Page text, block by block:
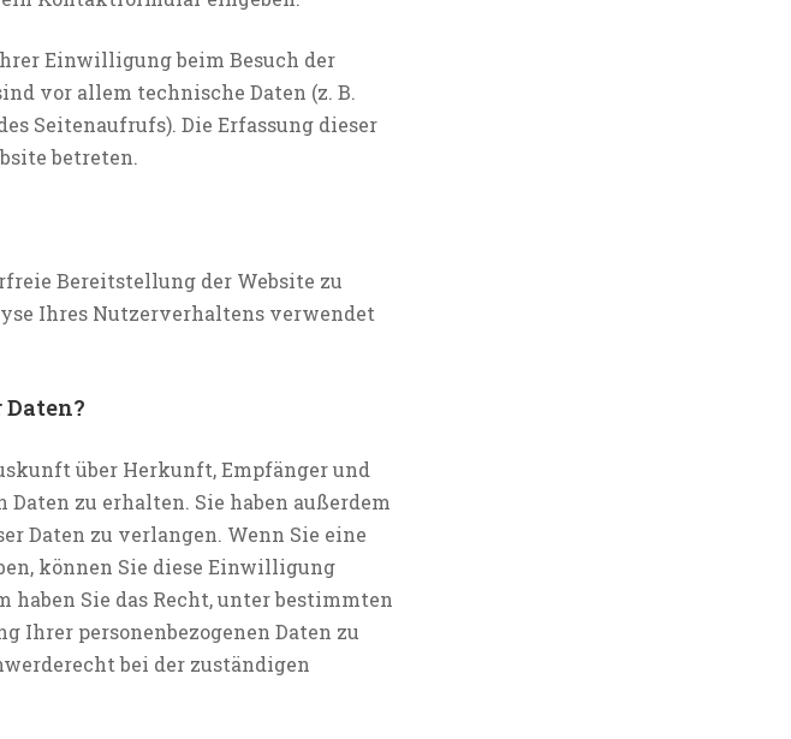
Einwilligung beim Besuch der
vor allem technische Daten (z. B.
Seitenaufrufs). Die Erfassung dieser
betreten.
Bereitstellung der Website zu
Ihres Nutzerverhaltens verwendet
über Herkunft, Empfänger und
zu erhalten. Sie haben außerdem
Daten zu verlangen. Wenn Sie eine
können Sie diese Einwilligung
Sie das Recht, unter bestimmten
Ihrer personenbezogenen Daten zu
bei der zuständigen